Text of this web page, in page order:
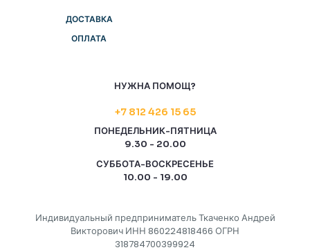
ДОСТАВКА
ОПЛАТА
НУЖНА ПОМОЩ?
+7 812 426 15 65
ПОНЕДЕЛЬНИК-ПЯТНИЦА
9.30 - 20.00
СУББОТА-ВОСКРЕСЕНЬЕ
10.00 - 19.00
Индивидуальный предприниматель Ткаченко Андрей
Викторович ИНН 860224818466 ОГРН
318784700399924